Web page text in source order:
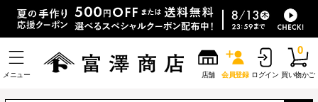
メニュー 店舗 会員登録 ログイン 買い物かご
0